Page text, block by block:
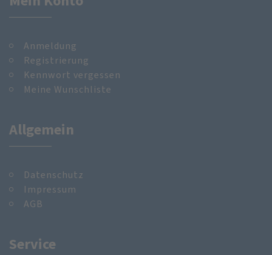
Anmeldung
Registrierung
Kennwort vergessen
Meine Wunschliste
Allgemein
Datenschutz
Impressum
AGB
Service